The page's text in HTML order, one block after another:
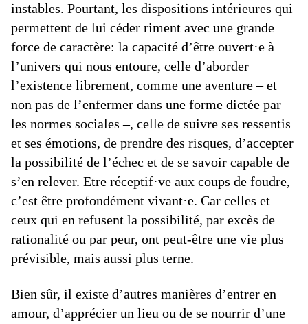
instables. Pourtant, les dispositions intérieures qui
permettent de lui céder riment avec une grande
force de caractère: la capacité d’être ouvert·e à
l’univers qui nous entoure, celle d’aborder
l’existence librement, comme une aventure – et
non pas de l’enfermer dans une forme dictée par
les normes sociales –, celle de suivre ses ressentis
et ses émotions, de prendre des risques, d’accepter
la possibilité de l’échec et de se savoir capable de
s’en relever. Etre réceptif·ve aux coups de foudre,
c’est être profondément vivant·e. Car celles et
ceux qui en refusent la possibilité, par excès de
rationalité ou par peur, ont peut-être une vie plus
prévisible, mais aussi plus terne.
Bien sûr, il existe d’autres manières d’entrer en
amour, d’apprécier un lieu ou de se nourrir d’une